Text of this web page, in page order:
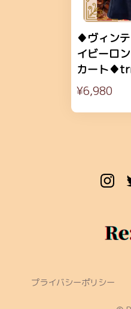
♦ヴィン
イビーロ
カート
¥6,980
プライバシーポリシー